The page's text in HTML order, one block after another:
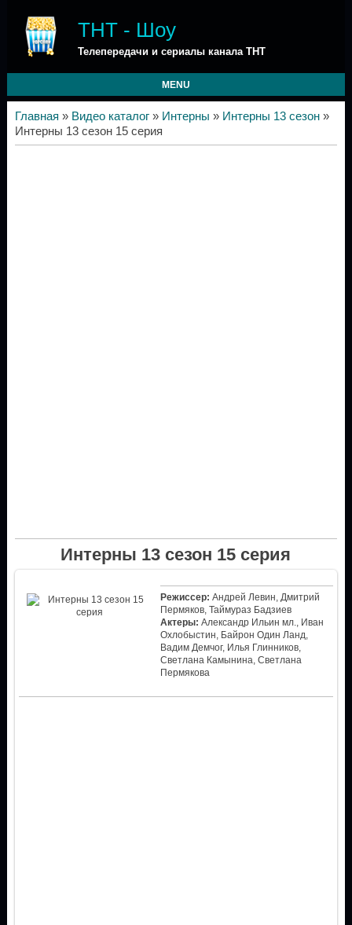
ТНТ - Шоу
Телепередачи и сериалы канала ТНТ
MENU
Главная » Видео каталог» Интерны » Интерны 13 сезон»
Интерны 13 сезон 15 серия
Интерны 13 сезон 15 серия
Режиссер: Андрей Левин, Дмитрий
Пермяков, Таймураз Бадзиев
Актеры: Александр Ильин мл., Иван
Охлобыстин, Байрон Один Ланд,
Вадим Демчог, Илья Глинников,
Светлана Камынина, Светлана
Пермякова